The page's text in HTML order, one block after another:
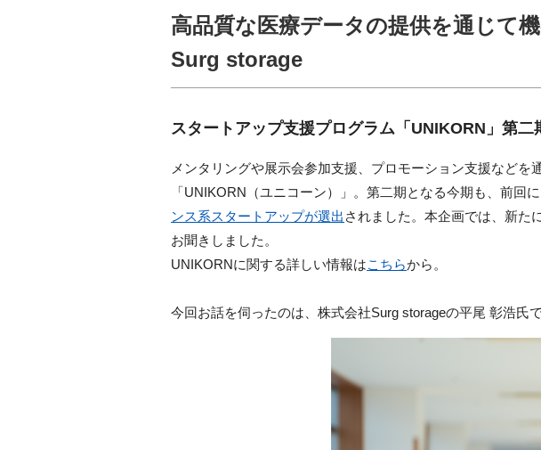
高品質な医療データの提供を通じて
Surg storage
スタートアップ支援プログラム「 UNIKORN 」第
メンタリングや展示会参加支援、プロモーション支援など
「UNIKORN（ユニコーン）」。第二期となる今期も、前回
ンス系スタートアップが選出 されました。本企画では、新た
お聞きしました。
UNIKORNに関する詳しい情報はこちらから。
今回お話を伺ったのは、株式会社Surg storageの平尾 彰浩氏で